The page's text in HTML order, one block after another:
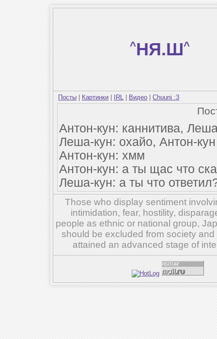
^НЯ.Ш^
Посты Картинки IRL Видео Chuuni :3
Антон-кун: каннитива,
Леша-кун: охайо, Антон-кун
Антон-кун: хмм
Антон-кун: а ты щас что
Леша-кун: а ты что
Those who display sentiment
intimidation, fear, hostility,
people as ethnic or national group,
should be excluded from society
attained an advanced stage of